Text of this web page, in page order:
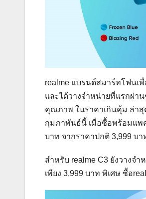
realme แบรนด์สมาร์ทโฟนเ
และได้วางจำหน่ายที่แรกผ่า
คุณภาพ ในราคาเกินคุ้ม ล่าสุ
กุมภาพันธ์นี้ เมื่อซื้อพร้อมแพค
บาท จากราคาปกติ 3,999 บ
สำหรับ realme C3 ยังวางจ
เพียง 3,999 บาท พิเศษ ซื้อ